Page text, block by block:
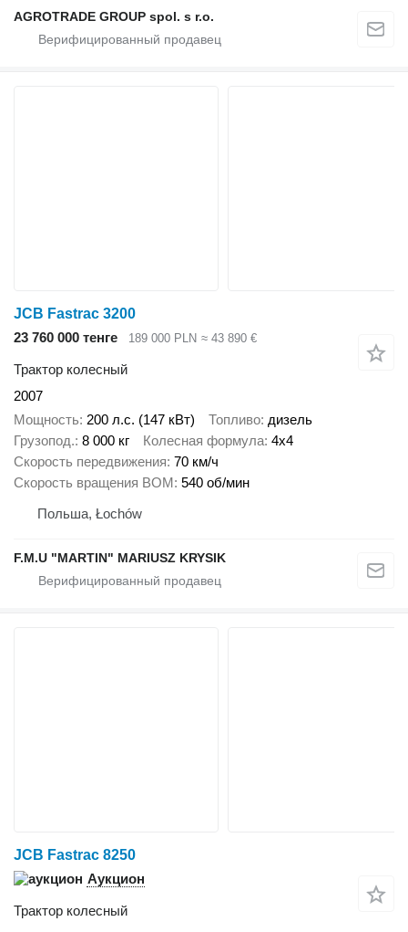
AGROTRADE GROUP spol. s r.o.
JCB Fastrac 3200
23 760 000 тенге
189 000 PLN ≈ 43 890 €
Трактор колесный
2007
Мощность 200 л.с. (147 кВт) Топливо дизель
Грузопод. 8 000 кг Колесная формула 4x4
Скорость передвижения 70 км/ч
Скорость вращения ВОМ 540 об/мин
Польша, Łochów
F.M.U "MARTIN" MARIUSZ KRYSIK
JCB Fastrac 8250
Аукцион
Трактор колесный